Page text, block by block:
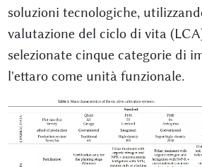
soluzioni tecnologiche,
valutazione del ciclo di vita
selezionate cinque categorie di
l'ettaro come unità funzionale.